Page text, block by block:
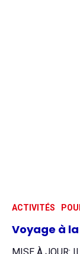
ACTIVITÉS
Voyage à